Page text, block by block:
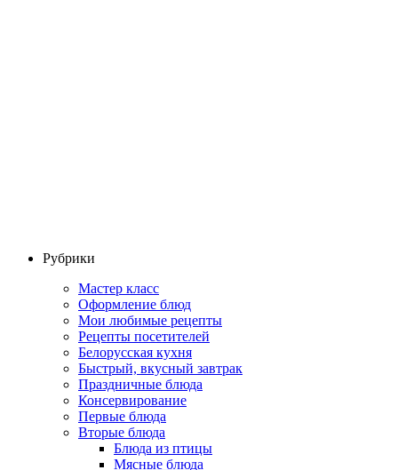
Рубрики
Мастер класс
Оформление блюд
Мои любимые рецепты
Рецепты посетителей
Белорусская кухня
Быстрый, вкусный завтрак
Праздничные блюда
Консервирование
Первые блюда
Вторые блюда
Блюда из птицы
Мясные блюда